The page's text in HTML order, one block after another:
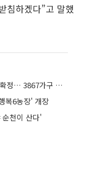
침하겠다”고 말했
서울시, 금천·강북·중랑 모아주택 7곳 확정… 3867가구 공급
복6농장' 개장
천이 산다'